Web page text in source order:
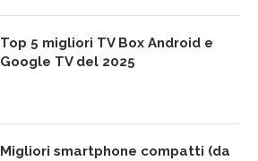
Top 5 migliori TV Box Android e
Google TV del 2025
Migliori smartphone compatti (da